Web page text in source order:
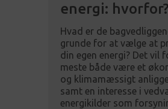
energi: hvorfor?
Hvad er de
grunde for at vælge at
din egen energi? Det vil
meste både være et
og klimamæssigt
samt en interesse i
energikilder som